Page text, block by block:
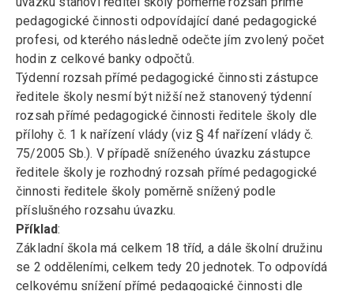
pedagogické činnosti odpovídající dané pedagogické
profesi, od kterého následně odečte jím zvolený počet
hodin z celkové banky odpočtů.
Týdenní rozsah přímé pedagogické činnosti zástupce
ředitele školy nesmí být nižší než stanovený týdenní
rozsah přímé pedagogické činnosti ředitele školy dle
přílohy č. 1 k nařízení vlády (viz § 4f nařízení vlády č.
75/2005 Sb.). V případě sníženého úvazku zástupce
ředitele školy je rozhodný rozsah přímé pedagogické
činnosti ředitele školy poměrně snížený podle
příslušného rozsahu úvazku.
Příklad:
Základní škola má celkem 18 tříd, a dále školní družinu
se 2 odděleními, celkem tedy 20 jednotek. To odpovídá
celkovému snížení přímé pedagogické činnosti dle